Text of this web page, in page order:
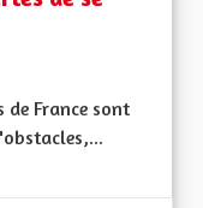
de France sont